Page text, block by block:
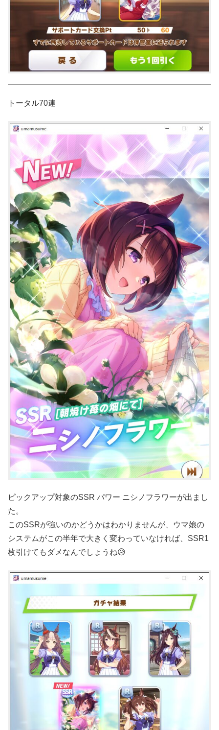
トータル70連
ピックアップ対象のSSR パワー ニシノフラワーが出まし
た。
このSSRが強いのかどうかはわかりませんが、ウマ娘の
システムがこの半年で大きく変わっていなければ、SSR1
枚引けてもダメなんでしょうね😥